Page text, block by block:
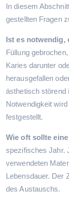
In diesem
gestellten Fragen
Ist es notwendig,
Füllung
Karies darunter
herausgefallen
ästhetisch störend
Notwendigkeit
festgestellt.
Wie oft sollte
spezifisches Jahr.
verwendeten
Lebensdauer. Der
des Austauschs.